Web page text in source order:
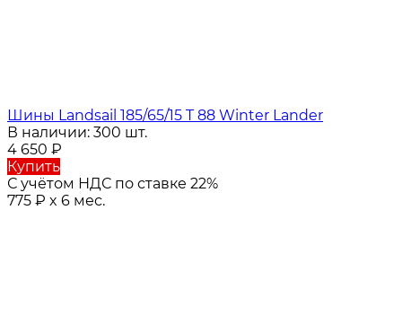
Шины Landsail 185/65/15 T 88 Winter Lander
В наличии: 300 шт.
4 650 ₽
Купить
С учётом НДС по ставке 22%
775 ₽ x 6 мес.